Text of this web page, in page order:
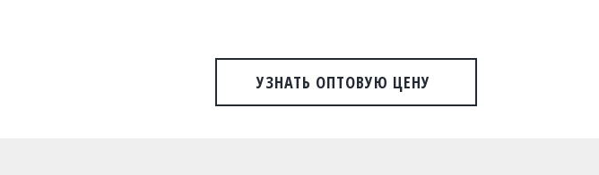
УЗНАТЬ ОПТОВУЮ ЦЕНУ